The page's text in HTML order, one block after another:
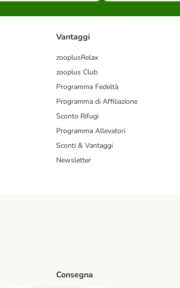
Vantaggi
zooplusRelax
zooplus Club
Programma Fedeltà
Programma di Affiliazione
Sconto Rifugi
Programma Allevatori
Sconti & Vantaggi
Newsletter
Consegna